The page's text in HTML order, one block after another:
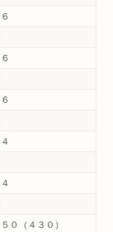
５０（４３０）